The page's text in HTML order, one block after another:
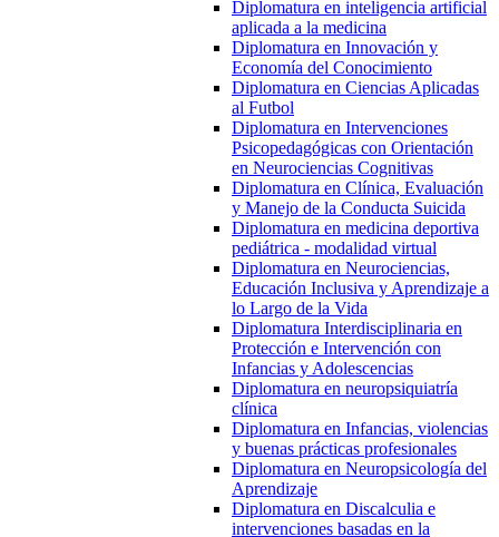
Diplomatura en inteligencia artificial
aplicada a la medicina
Diplomatura en Innovación y
Economía del Conocimiento
Diplomatura en Ciencias Aplicadas
al Futbol
Diplomatura en Intervenciones
Psicopedagógicas con Orientación
en Neurociencias Cognitivas
Diplomatura en Clínica, Evaluación
y Manejo de la Conducta Suicida
Diplomatura en medicina deportiva
pediátrica - modalidad virtual
Diplomatura en Neurociencias,
Educación Inclusiva y Aprendizaje a
lo Largo de la Vida
Diplomatura Interdisciplinaria en
Protección e Intervención con
Infancias y Adolescencias
Diplomatura en neuropsiquiatría
clínica
Diplomatura en Infancias, violencias
y buenas prácticas profesionales
Diplomatura en Neuropsicología del
Aprendizaje
Diplomatura en Discalculia e
intervenciones basadas en la